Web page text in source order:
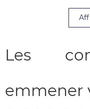
Les
emmener